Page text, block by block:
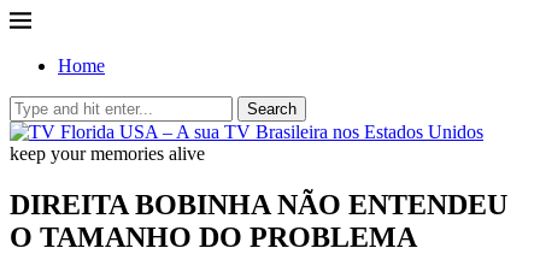
Home
Search
keep your memories alive
DIREITA BOBINHA NÃO ENTENDEU
O TAMANHO DO PROBLEMA